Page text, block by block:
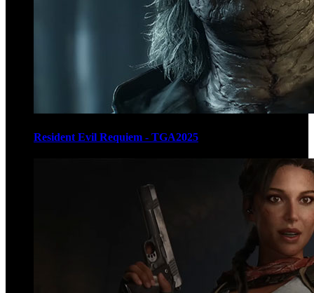
Resident Evil Requiem - TGA2025